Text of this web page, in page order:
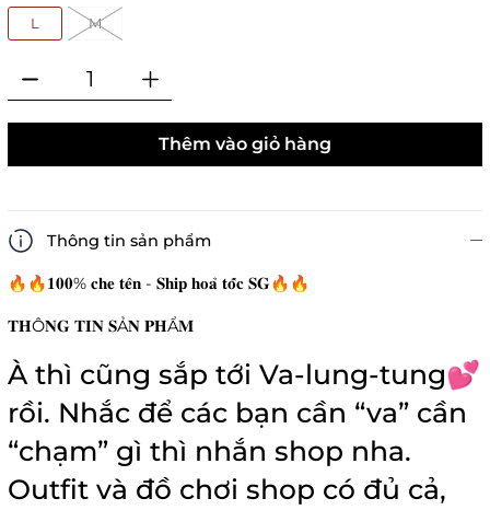
L M
Thêm vào giỏ hàng
Thông tin sản phẩm
🔥🔥𝟏𝟎𝟎% 𝐜𝐡𝐞 𝐭𝐞̂𝐧 - 𝐒𝐡𝐢𝐩 𝐡𝐨𝐚̉ 𝐭𝐨̂́𝐜 𝐒𝐆🔥🔥
𝐓𝐇Ô𝐍𝐆 𝐓𝐈𝐍 𝐒Ả𝐍 𝐏𝐇Ẩ𝐌
À thì cũng sắp tới Va-lung-tung💕
rồi. Nhắc để các bạn cần “va” cần
“chạm” gì thì nhắn shop nha.
Outfit và đồ chơi shop có đủ cả,